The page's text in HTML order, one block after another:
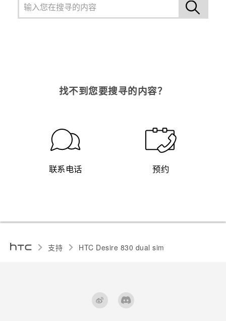
找不到您要搜寻的内容？
联系电话 预约
支持 HTC Desire 830 dual sim‎